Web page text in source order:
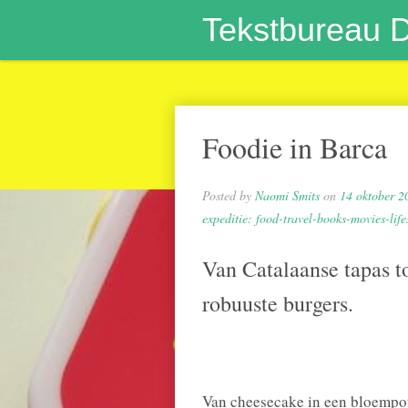
Tekstbureau
Foodie in Barca
Posted by Naomi Smits on 14 oktober
expeditie: food-travel-books-movies-
Van Catalaanse tapas
robuuste burgers.
Van cheesecake in een